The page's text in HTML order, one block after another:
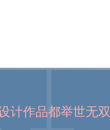
计作品都举世无双